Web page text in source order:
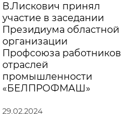
В.Лискович принял
участие в заседании
Президиума областной
организации
Профсоюза работников
отраслей
промышленности
«БЕЛПРОФМАШ»
29.02.2024